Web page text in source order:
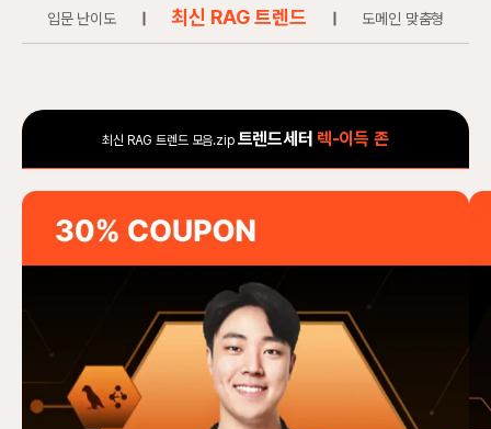
입문 난이도 최신 RAG 트렌드 도메인 맞춤형
최신 RAG 트렌드 모음.zip 트렌드세터 렉-이득 존